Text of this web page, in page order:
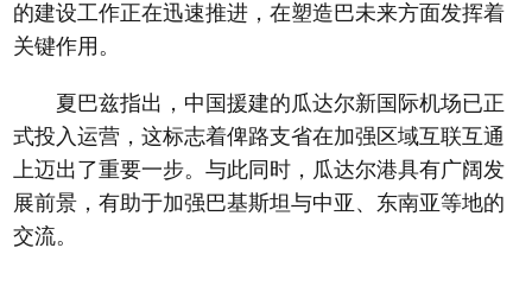
的建设工作正在迅速推进，在塑造巴未来方面发挥着
关键作用。
夏巴兹指出，中国援建的瓜达尔新国际机场已正
式投入运营，这标志着俾路支省在加强区域互联互通
上迈出了重要一步。与此同时，瓜达尔港具有广阔发
展前景，有助于加强巴基斯坦与中亚、东南亚等地的
交流。